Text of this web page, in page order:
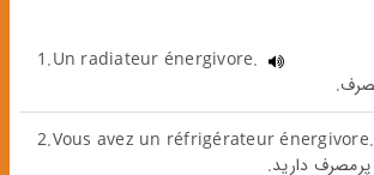
1.Un radiateur énergivore.
2.Vous avez un réfrigérateur énergivore.